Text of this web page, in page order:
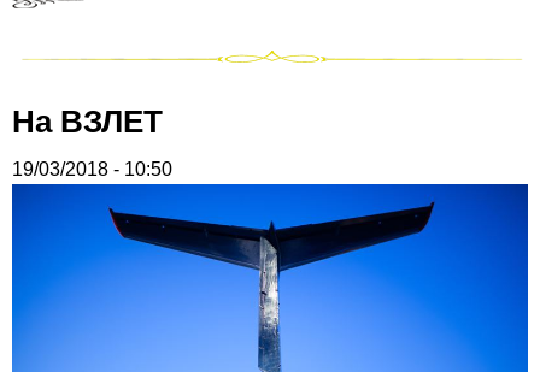
На ВЗЛЕТ
19/03/2018 - 10:50